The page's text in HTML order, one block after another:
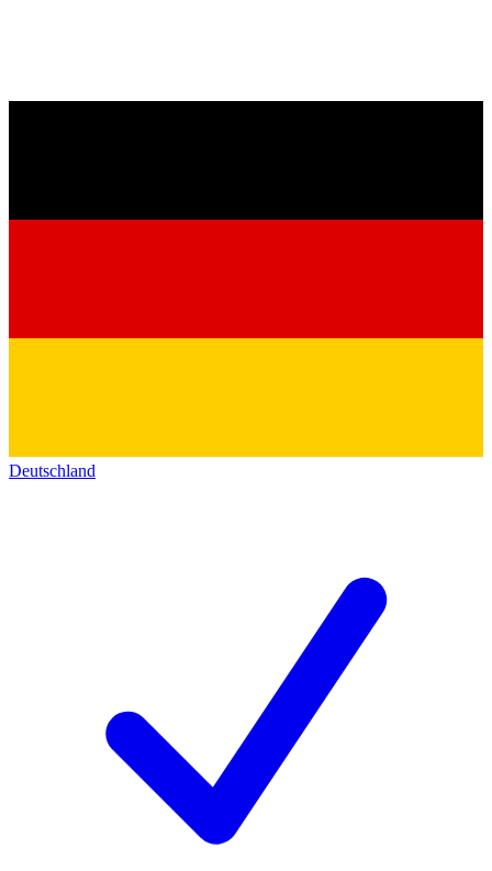
Deutschland